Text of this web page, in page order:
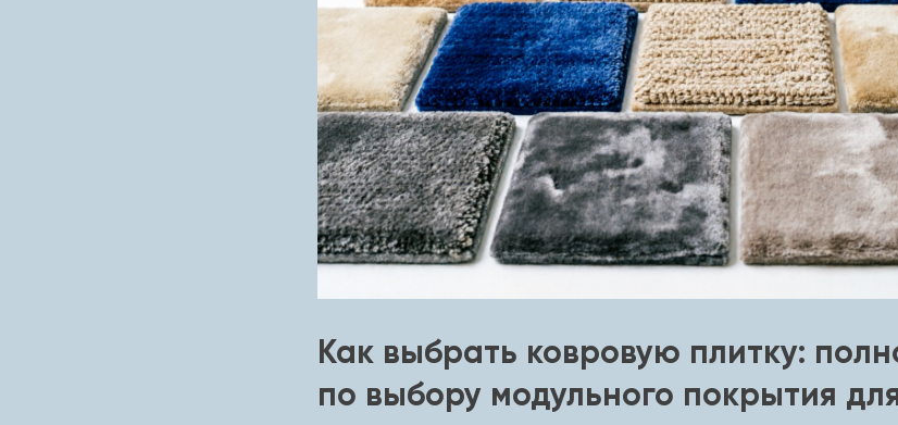
Как выбрать ковровую плитку:
по выбору модульного покрытия